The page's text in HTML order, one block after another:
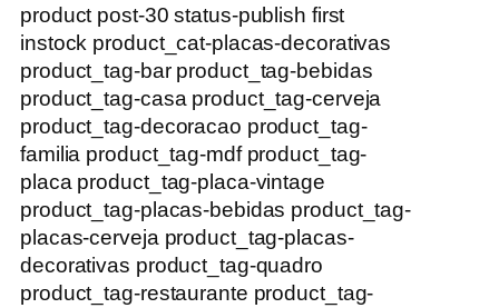
product post-30 status-publish first
instock product_cat-placas-decorativas
product_tag-bar product_tag-bebidas
product_tag-casa product_tag-cerveja
product_tag-decoracao product_tag-
familia product_tag-mdf product_tag-
placa product_tag-placa-vintage
product_tag-placas-bebidas product_tag-
placas-cerveja product_tag-placas-
decorativas product_tag-quadro
product_tag-restaurante product_tag-